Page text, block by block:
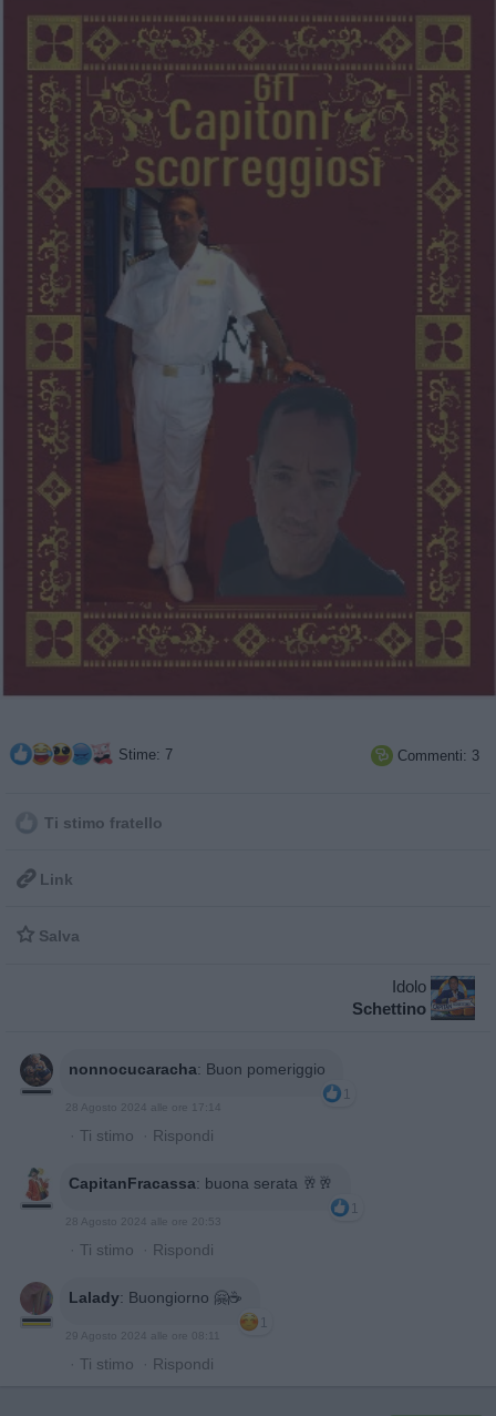
Stime: 7  Commenti: 3
Ti stimo fratello
 Link
 Salva
Idolo
Schettino
nonnocucaracha: Buon pomeriggio
1
28 Agosto 2024 alle ore 17:14
· Ti stimo · Rispondi
CapitanFracassa: buona serata 🥂🥂
1
28 Agosto 2024 alle ore 20:53
· Ti stimo · Rispondi
Lalady: Buongiorno 🤗☕️
1
29 Agosto 2024 alle ore 08:11
· Ti stimo · Rispondi